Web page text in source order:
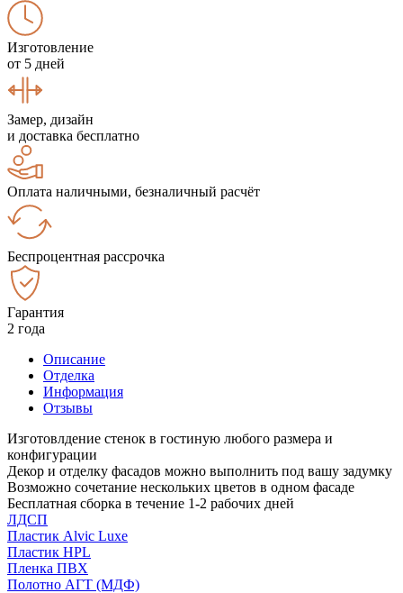
Изготовление
от 5 дней
Замер, дизайн
и доставка бесплатно
Оплата наличными, безналичный расчёт
Беспроцентная рассрочка
Гарантия
2 года
Описание
Отделка
Информация
Отзывы
Изготовлдение стенок в гостиную любого размера и
конфигурации
Декор и отделку фасадов можно выполнить под вашу задумку
Возможно сочетание нескольких цветов в одном фасаде
Бесплатная сборка в течение 1-2 рабочих дней
ЛДСП
Пластик Alvic Luxe
Пластик HPL
Пленка ПВХ
Полотно АГТ (МДФ)